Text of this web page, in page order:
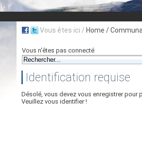
Vous êtes ici / Home /
Vous n'êtes pas connecté
Identification requise
Désolé, vous devez vous enregistrer pour
Veuillez vous identifier !